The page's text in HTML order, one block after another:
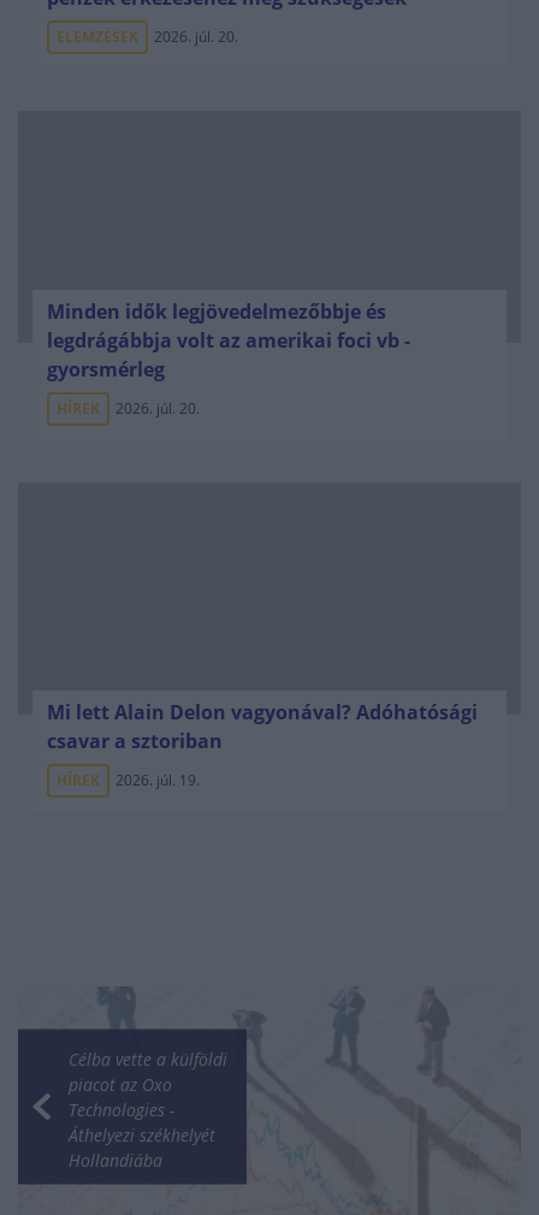
ELEMZÉSEK 2026. júl. 20.
Minden idők legjövedelmezőbbje és
legdrágábbja volt az amerikai foci vb -
gyorsmérleg
HÍREK 2026. júl. 20.
Mi lett Alain Delon vagyonával? Adóhatósági
csavar a sztoriban
HÍREK 2026. júl. 19.
Célba vette a külföldi
piacot az Oxo
Technologies -
Áthelyezi székhelyét
Hollandiába